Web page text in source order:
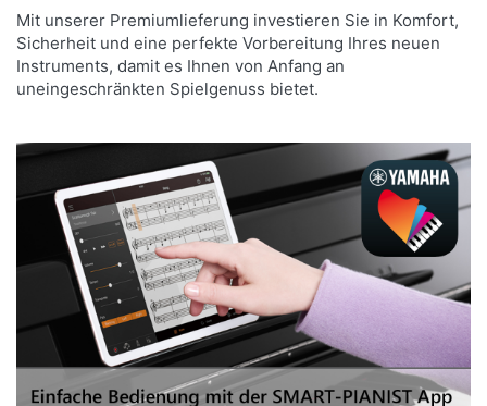
BRINGEN SIE ABWECHSLUNG IN IHRE
PERFORMANCE MIT SOUNDS UND
BEGLEITSTILEN.
Die Clavinova CSP-200 Serie bietet eine
unübertroffene musikalische Ausdruckskraft mit
einer riesigen Bandbreite an Klangfarben, was
nicht im Widerspruch zu ihrem schlichten und
eleganten Erscheinungsbild steht.
Mit unserer Premiumlieferung investieren Sie in Komfort,
Sicherheit und eine perfekte Vorbereitung Ihres neuen
Instruments, damit es Ihnen von Anfang an
uneingeschränkten Spielgenuss bietet.